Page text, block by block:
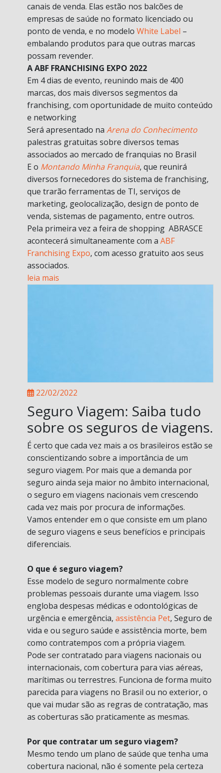
canais de venda. Elas estão nos balcões de
empresas de saúde no formato licenciado ou
ponto de venda, e no modelo White Label –
embalando produtos para que outras marcas
possam revender.
A ABF FRANCHISING EXPO 2022
Em 4 dias de evento, reunindo mais de 400
marcas, dos mais diversos segmentos da
franchising, com oportunidade de muito conteúdo
e networking
Será apresentado na Arena do Conhecimento
palestras gratuitas sobre diversos temas
associados ao mercado de franquias no Brasil
E o Montando Minha Franquia, que reunirá
diversos fornecedores do sistema de franchising,
que trarão ferramentas de TI, serviços de
marketing, geolocalização, design de ponto de
venda, sistemas de pagamento, entre outros.
Pela primeira vez a feira de shopping ABRASCE
acontecerá simultaneamente com a ABF
Franchising Expo, com acesso gratuito aos seus
associados.
leia mais
22/02/2022
Seguro Viagem: Saiba tudo
sobre os seguros de viagens.
É certo que cada vez mais a os brasileiros estão se
conscientizando sobre a importância de um
seguro viagem. Por mais que a demanda por
seguro ainda seja maior no âmbito internacional,
o seguro em viagens nacionais vem crescendo
cada vez mais por procura de informações.
Vamos entender em o que consiste em um plano
de seguro viagens e seus benefícios e principais
diferenciais.
O que é seguro viagem?
Esse modelo de seguro normalmente cobre
problemas pessoais durante uma viagem. Isso
engloba despesas médicas e odontológicas de
urgência e emergência, assistência Pet, Seguro de
vida e ou seguro saúde e assistência morte, bem
como contratempos com a própria viagem.
Pode ser contratado para viagens nacionais ou
internacionais, com cobertura para vias aéreas,
marítimas ou terrestres. Funciona de forma muito
parecida para viagens no Brasil ou no exterior, o
que vai mudar são as regras de contratação, mas
as coberturas são praticamente as mesmas.
Por que contratar um seguro viagem?
Mesmo tendo um plano de saúde que tenha uma
cobertura nacional, não é somente pela certeza